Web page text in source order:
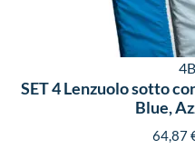
SET 4 Lenzuolo sotto
Blue,
64,87